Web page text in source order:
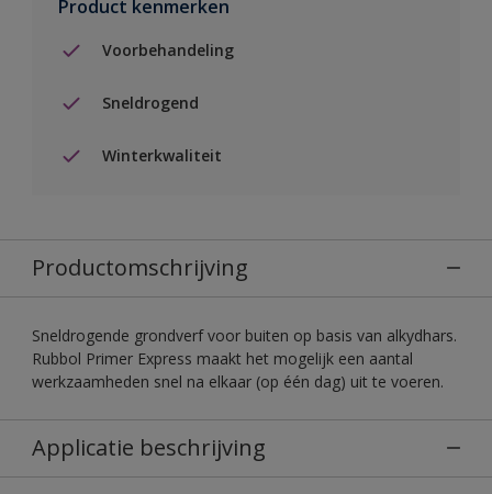
Product kenmerken
Voorbehandeling
Sneldrogend
Winterkwaliteit
Productomschrijving
Sneldrogende grondverf voor buiten op basis van alkydhars.
Rubbol Primer Express maakt het mogelijk een aantal
werkzaamheden snel na elkaar (op één dag) uit te voeren.
Applicatie beschrijving